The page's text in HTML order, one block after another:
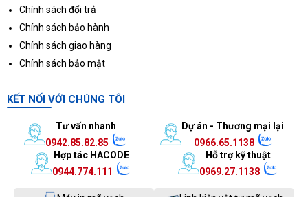
Chính sách đổi trả
Chính sách bảo hành
Chính sách giao hàng
Chính sách bảo mật
KẾT NỐI VỚI CHÚNG TÔI
Tư vấn nhanh
0942.85.82.85
Dự án - Thương mại lại
0966.65.1138
Hợp tác HACODE
0944.774.111
Hỗ trợ kỹ thuật
0969.27.1138